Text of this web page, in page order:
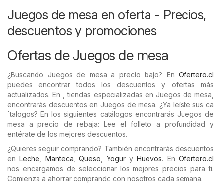
Juegos de mesa en oferta - Precios,
descuentos y promociones
Ofertas de Juegos de mesa
¿Buscando Juegos de mesa a precio bajo? En Ofertero.cl
puedes encontrar todos los descuentos y ofertas más
actualizados. En , tiendas especializadas en Juegos de mesa,
encontrarás descuentos en Juegos de mesa. ¿Ya leíste sus ca
´talogos? En los siguientes catálogos encontrarás Juegos de
mesa a precio de rebaja: Lee el folleto a profundidad y
entérate de los mejores descuentos.
¿Quieres seguir comprando? También encontrarás descuentos
enLeche Manteca ,Queso YoguryHuevos. En Ofertero.cl
nos encargamos de seleccionar los mejores precios para ti.
Comienza a ahorrar comprando con nosotros cada semana.